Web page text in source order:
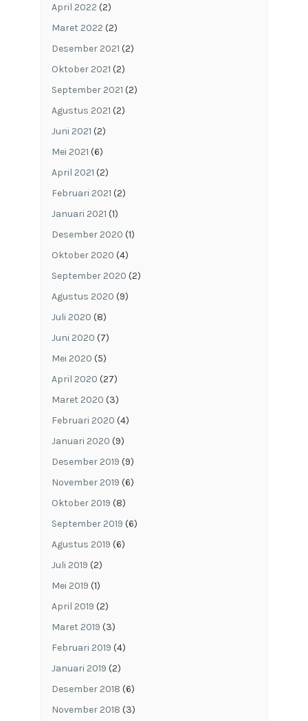
April 2022 (2)
Maret 2022 (2)
Desember 2021 (2)
Oktober 2021 (2)
September 2021 (2)
Agustus 2021 (2)
Juni 2021 (2)
Mei 2021 (6)
April 2021 (2)
Februari 2021 (2)
Januari 2021 (1)
Desember 2020 (1)
Oktober 2020 (4)
September 2020 (2)
Agustus 2020 (9)
Juli 2020 (8)
Juni 2020 (7)
Mei 2020 (5)
April 2020 (27)
Maret 2020 (3)
Februari 2020 (4)
Januari 2020 (9)
Desember 2019 (9)
November 2019 (6)
Oktober 2019 (8)
September 2019 (6)
Agustus 2019 (6)
Juli 2019 (2)
Mei 2019 (1)
April 2019 (2)
Maret 2019 (3)
Februari 2019 (4)
Januari 2019 (2)
Desember 2018 (6)
November 2018 (3)